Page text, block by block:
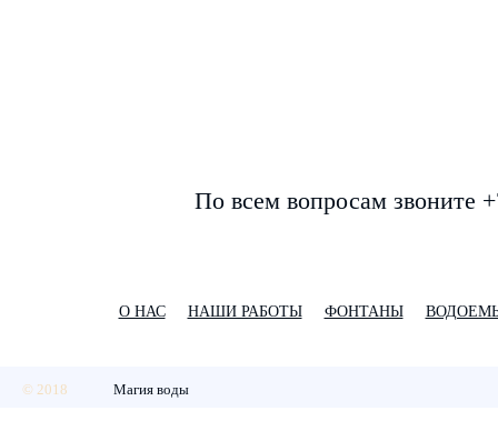
По всем вопросам звоните
О НАС НАШИ РАБОТЫ ФОНТАНЫ
© 2018 Магия воды